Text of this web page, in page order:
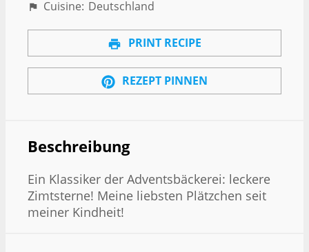
Cuisine: Deutschland
PRINT RECIPE
REZEPT PINNEN
Beschreibung
Ein Klassiker der Adventsbäckerei: leckere
Zimtsterne! Meine liebsten Plätzchen seit
meiner Kindheit!